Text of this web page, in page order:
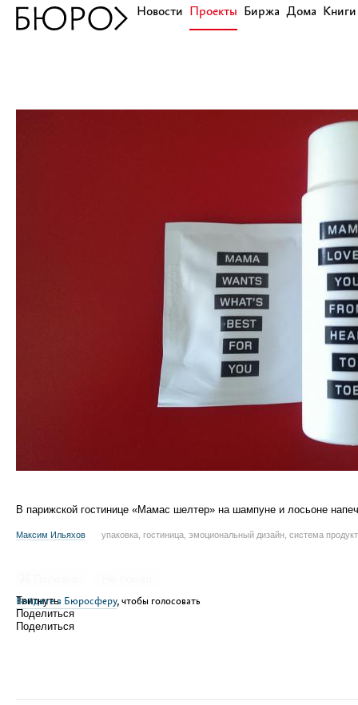
Новости Проекты Биржа Дома Книги
В парижской гостинице «Мамас шелтер» на шампуне и лосьоне
Максим Ильяхов упаковка, гостиница, эмоциональный дизайн, система
Войдите в Бюросферу, чтобы голосовать
Твитнуть
Поделиться
Поделиться